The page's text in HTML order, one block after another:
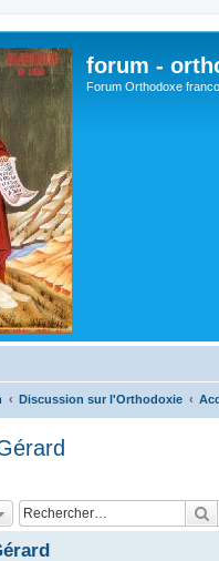
forum -
Forum Orthodoxe
Discussion sur l'Orthodoxie